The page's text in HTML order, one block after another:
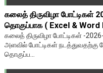
கலைத் திருவிழா போட்டிகள்
தொகுப்பாக ( Excel & Word
கலைத் திருவிழா போட்டிகள் -
அளவில் போட்டிகள்
தொகுப்ப...